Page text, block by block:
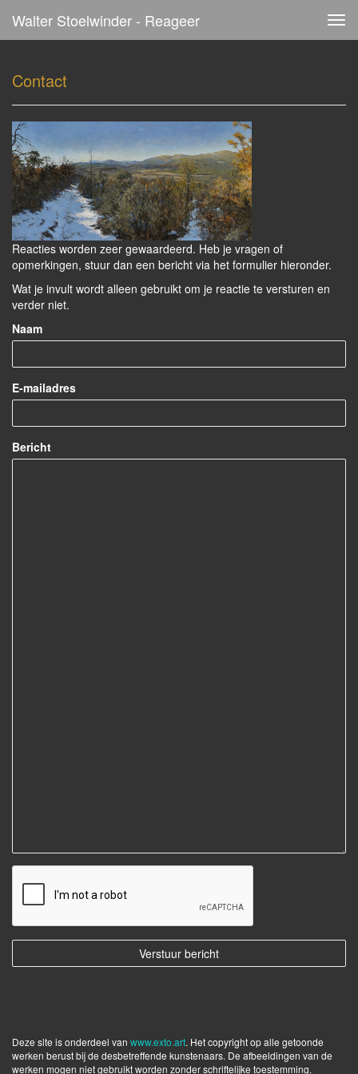
Walter Stoelwinder - Reageer
Contact
Reacties worden zeer gewaardeerd. Heb je vragen of
opmerkingen, stuur dan een bericht via het formulier hieronder.
Wat je invult wordt alleen gebruikt om je reactie te versturen en
verder niet.
Naam
E-mailadres
Bericht
Deze site is onderdeel van www.exto.art. Het copyright op alle getoonde
werken berust bij de desbetreffende kunstenaars. De afbeeldingen van de
werken mogen niet gebruikt worden zonder schriftelijke toestemming.